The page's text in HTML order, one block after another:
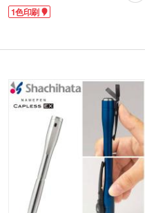
も朱肉付きなので押印が必要なシーンで
もすぐ使えます。ハンコは直径約18mm
透印を入れることも可能です。
ィは銀行の口座開設記念や社会人向けイ
ベントでの来場特典におすすめです。
1色印刷